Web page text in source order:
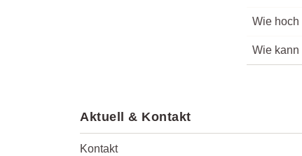
Wie hoch
Wie kann
Aktuell & Kontakt
Kontakt